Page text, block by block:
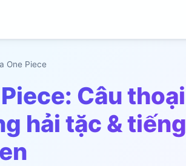
One Piece
Câu thoại
hải tặc & tiếng